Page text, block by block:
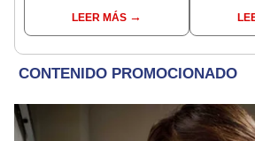
signo y entérate si te
espera un día
LEER MÁS
obtener